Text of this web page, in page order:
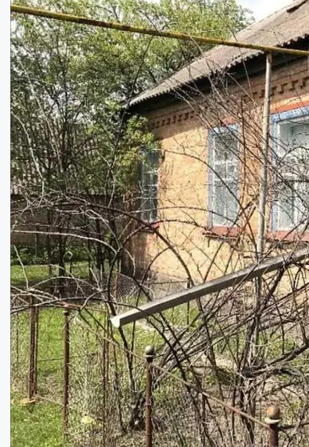
3
Площа:
82кв.м.
Купити
9000 $